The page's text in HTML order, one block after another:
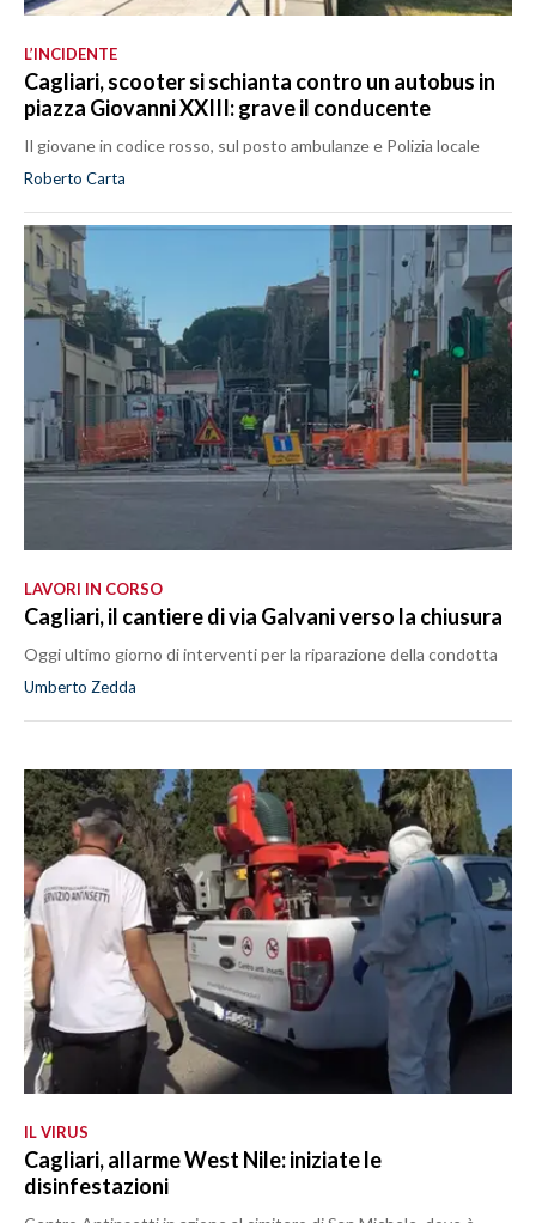
L’INCIDENTE
Cagliari, scooter si schianta contro un autobus in
piazza Giovanni XXIII: grave il conducente
Il giovane in codice rosso, sul posto ambulanze e Polizia locale
Roberto Carta
LAVORI IN CORSO
Cagliari, il cantiere di via Galvani verso la chiusura
Oggi ultimo giorno di interventi per la riparazione della condotta
Umberto Zedda
IL VIRUS
Cagliari, allarme West Nile: iniziate le
disinfestazioni